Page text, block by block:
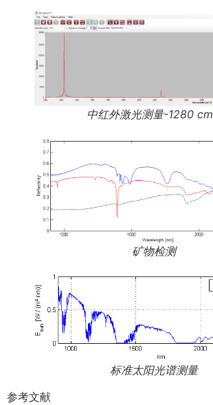
中红外激光测量-1280 cm
矿物检测
标准太阳光谱测量
参考文献